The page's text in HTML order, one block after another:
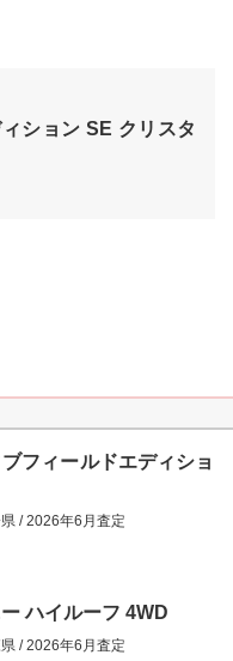
ション SE クリスタ
フィールドエディショ
/2026年6月査定
ハイルーフ 4WD
/2026年6月査定